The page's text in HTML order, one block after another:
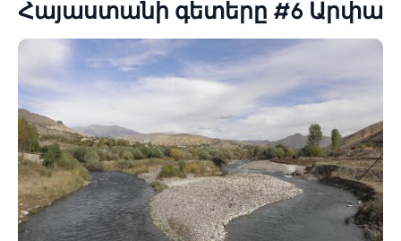
Հայաստանի գետերը #6 Արփա